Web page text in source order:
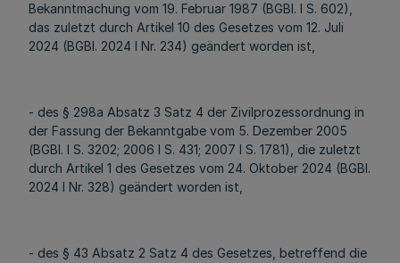
Bekanntmachung vom 19. Februar 1987 (BGBl. I S. 602),
das zuletzt durch Artikel 10 des Gesetzes vom 12. Juli
2024 (BGBl. 2024 I Nr. 234) geändert worden ist,
- des § 298a Absatz 3 Satz 4 der Zivilprozessordnung in
der Fassung der Bekanntgabe vom 5. Dezember 2005
(BGBl. I S. 3202; 2006 I S. 431; 2007 I S. 1781), die zuletzt
durch Artikel 1 des Gesetzes vom 24. Oktober 2024 (BGBl.
2024 I Nr. 328) geändert worden ist,
- des § 43 Absatz 2 Satz 4 des Gesetzes, betreffend die